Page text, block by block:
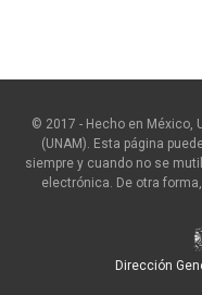
© 2017 - Hecho en México,
(UNAM). Esta página
siempre y cuando no se
electrónica. De otra
Dirección